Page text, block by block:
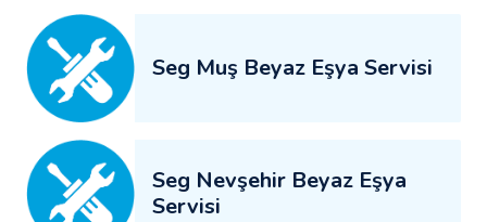
Seg Muş Beyaz Eşya Servisi
Seg Nevşehir Beyaz Eşya
Servisi